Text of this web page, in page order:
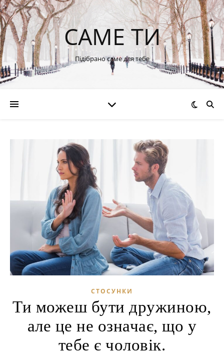
САМЕ ТИ
Підібрано саме для тебе
СТОСУНКИ
Ти можеш бути дружиною,
але це не означає, що у
тебе є чоловік.